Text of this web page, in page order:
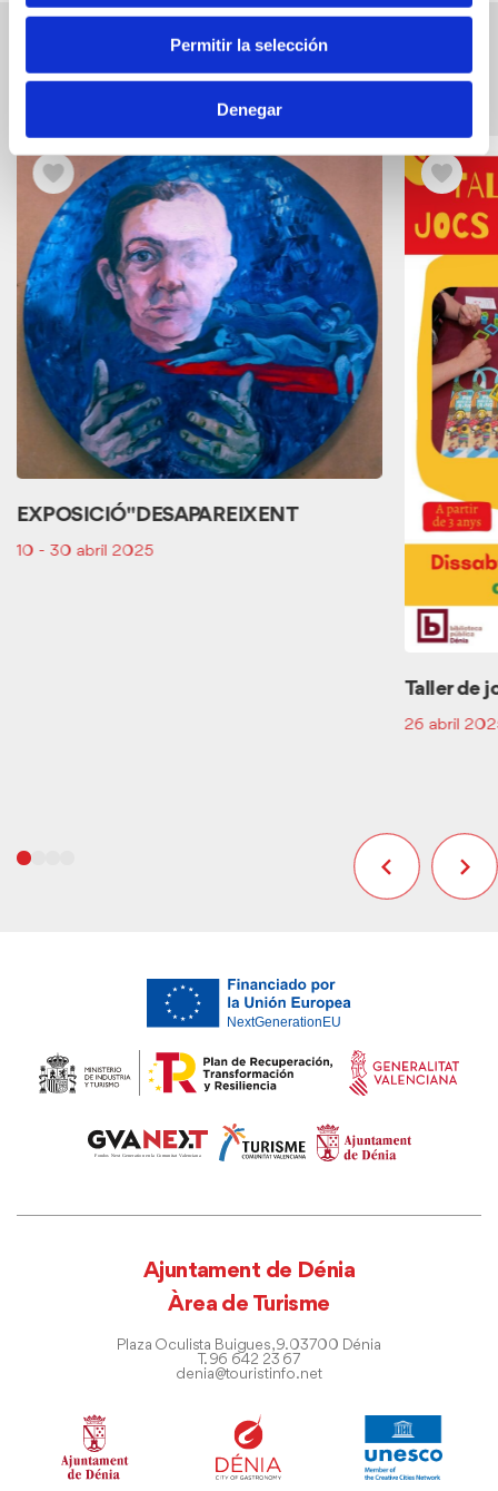
Permitir la selección
Denegar
Esdeveniments relacionats
els
relacionats
EXPOSICIÓ "DESAPAREIXENT
10 - 30 abril 2025
Taller de
26 abril
Ajuntament de Dénia
Àrea de Turisme
Plaza Oculista Buigues, 9. 03700 Dénia
T. 96 642 23 67
denia@touristinfo.net